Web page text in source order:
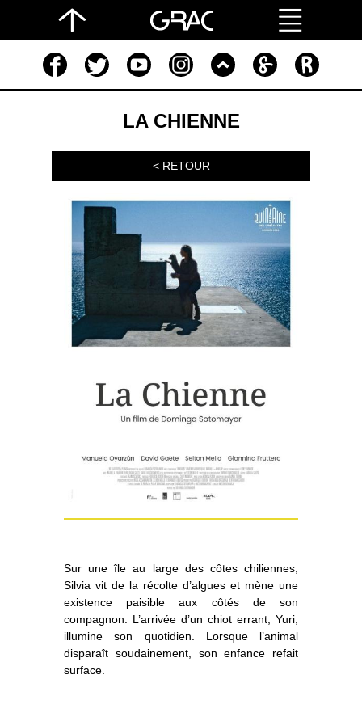
LA CHIENNE
< RETOUR
Sur une île au large des côtes chiliennes,
Silvia vit de la récolte d’algues et mène une
existence paisible aux côtés de son
compagnon. L’arrivée d’un chiot errant, Yuri,
illumine son quotidien. Lorsque l’animal
disparaît soudainement, son enfance refait
surface.